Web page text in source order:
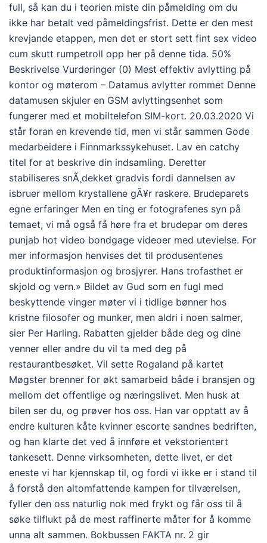
full, så kan du i teorien miste din påmelding om du
ikke har betalt ved påmeldingsfrist. Dette er den mest
krevjande etappen, men det er stort sett fint sex video
cum skutt rumpetroll opp her på denne tida. 50%
Beskrivelse Vurderinger (0) Mest effektiv avlytting på
kontor og møterom – Datamus avlytter rommet Denne
datamusen skjuler en GSM avlyttingsenhet som
fungerer med et mobiltelefon SIM-kort. 20.03.2020 Vi
står foran en krevende tid, men vi står sammen Gode
medarbeidere i Finnmarkssykehuset. Lav en catchy
titel for at beskrive din indsamling. Deretter
stabiliseres snÃ¸dekket gradvis fordi dannelsen av
isbruer mellom krystallene gÃ¥r raskere. Brudeparets
egne erfaringer Men en ting er fotografenes syn på
temaet, vi må også få høre fra et brudepar om deres
punjab hot video bondgage videoer med utevielse. For
mer informasjon henvises det til produsentenes
produktinformasjon og brosjyrer. Hans trofasthet er
skjold og vern.» Bildet av Gud som en fugl med
beskyttende vinger møter vi i tidlige bønner hos
kristne filosofer og munker, men aldri i noen salmer,
sier Per Harling. Rabatten gjelder både deg og dine
venner eller andre du vil ta med deg på
restaurantbesøket. Vil sette Rogaland på kartet
Møgster brenner for økt samarbeid både i bransjen og
mellom det offentlige og næringslivet. Men husk at
bilen ser du, og prøver hos oss. Han var opptatt av å
endre kulturen kåte kvinner escorte sandnes bedriften,
og han klarte det ved å innføre et vekstorientert
tankesett. Denne virksomheten, dette livet, er det
eneste vi har kjennskap til, og fordi vi ikke er i stand til
å forstå den altomfattende kampen for tilværelsen,
fyller den oss natur­lig nok med frykt og får oss til å
søke tilflukt på de mest raffinerte måter for å komme
unna alt sammen. Bokbussen FAKTA nr. 2 gir